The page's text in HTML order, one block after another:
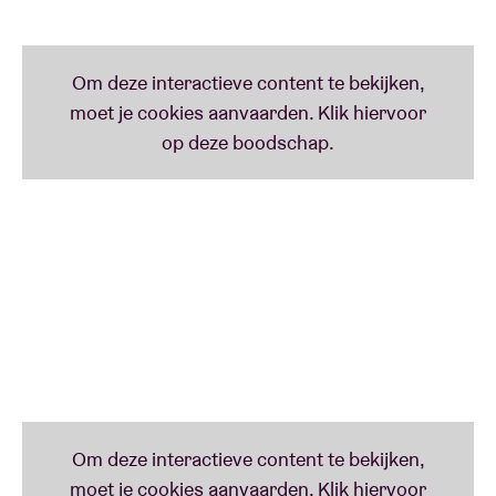
samengebracht, was het de lokale punk scene die
uiteindelijk hun koers bepaalde. “Being independent
enabled us to be here for 25 years. Never having a
boss or needing someone’s approval, we’ve always
zijn meer dan dat: het zijn echte ‘performances’ met